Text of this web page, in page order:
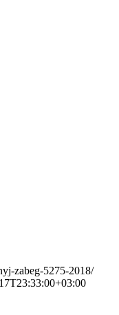
zabeg-5275-2018/